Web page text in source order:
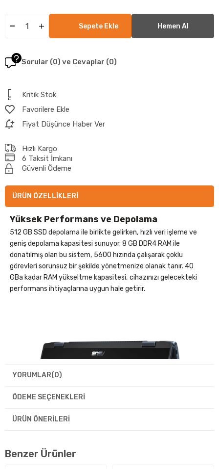
Sorular (0) ve Cevaplar (0)
Kritik Stok
Favorilere Ekle
Fiyat Düşünce Haber Ver
Hızlı Kargo
6 Taksit İmkanı
Güvenli Ödeme
ÜRÜN ÖZELLIKLERI
Yüksek Performans ve Depolama
512 GB SSD depolama ile birlikte gelirken, hızlı veri işleme ve
geniş depolama kapasitesi sunuyor. 8 GB DDR4 RAM ile
donatılmış olan bu sistem, 5600 hızında çalışarak çoklu
görevleri sorunsuz bir şekilde yönetmenize olanak tanır. 40
GBa kadar RAM yükseltme kapasitesi, cihazınızı gelecekteki
performans ihtiyaçlarına uygun hale getirir.
YORUMLAR(0)
ÖDEME SEÇENEKLERI
ÜRÜN ÖNERILERI
Benzer Ürünler